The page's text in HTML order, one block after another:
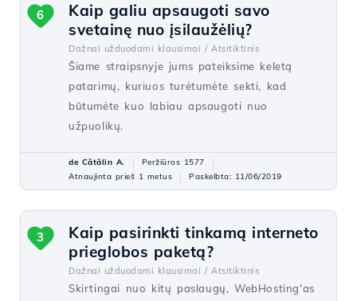
Kaip galiu apsaugoti savo
svetainę nuo įsilaužėlių?
Dažnai užduodami klausimai / Atsitiktinis
Šiame straipsnyje jums pateiksime keletą
patarimų, kuriuos turėtumėte sekti, kad
būtumėte kuo labiau apsaugoti nuo
užpuolikų.
6
de Cătălin A.
Peržiūros 1577
Atnaujinta prieš 1 metus
Paskelbta: 11/06/2019
Kaip pasirinkti tinkamą interneto
prieglobos paketą?
Dažnai užduodami klausimai / Atsitiktinis
Skirtingai nuo kitų paslaugų, WebHosting'as
3